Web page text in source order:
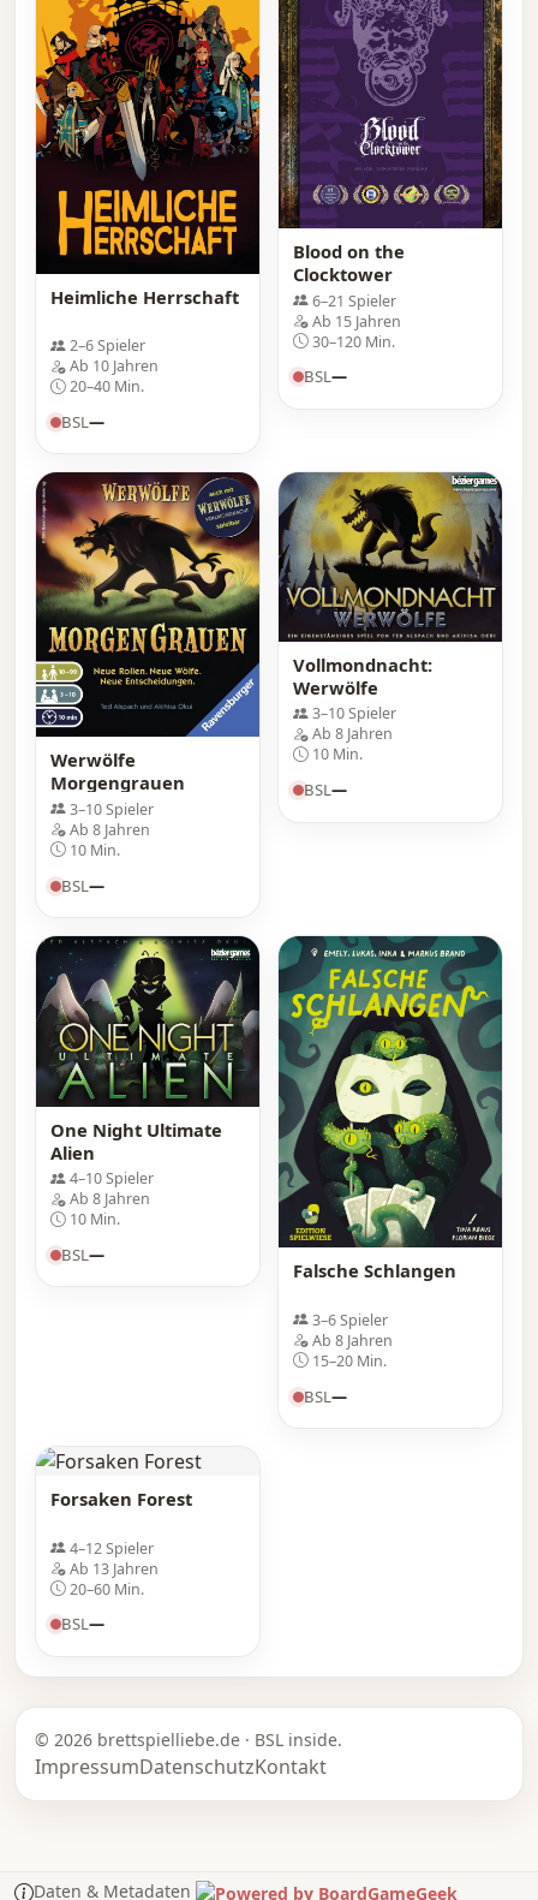
Heimliche Herrschaft
2–6 Spieler
Ab 10 Jahren
20–40 Min.
BSL—
Blood on the
Clocktower
6–21 Spieler
Ab 15 Jahren
30–120 Min.
BSL—
Werwölfe
Morgengrauen
3–10 Spieler
Ab 8 Jahren
10 Min.
BSL—
Vollmondnacht:
Werwölfe
3–10 Spieler
Ab 8 Jahren
10 Min.
BSL—
One Night Ultimate
Alien
4–10 Spieler
Ab 8 Jahren
10 Min.
BSL—
Falsche Schlangen
3–6 Spieler
Ab 8 Jahren
15–20 Min.
BSL—
Forsaken Forest
4–12 Spieler
Ab 13 Jahren
20–60 Min.
BSL—
© 2026 brettspielliebe.de · BSL inside.
ImpressumDatenschutzKontakt
Daten & Metadaten